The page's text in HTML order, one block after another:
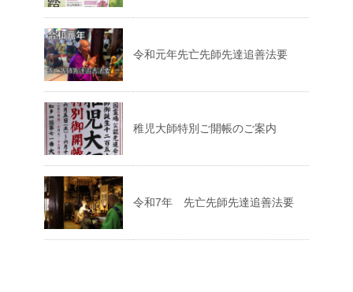
令和元年先亡先師先達追善法要
稚児大師特別ご開帳のご案内
令和7年 先亡先師先達追善法要